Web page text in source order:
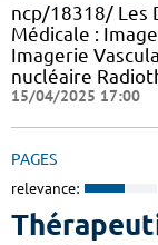
ncp/18318/ Les
Médicale :
Imagerie
nucléaire
15/04/2025 17:00
PAGES
relevance: